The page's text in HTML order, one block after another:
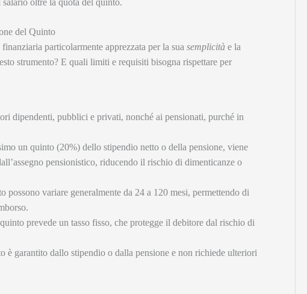
del Quinto
particolarmente apprezzata per la sua semplicità e la
strumento? E quali limiti e requisiti bisogna rispettare per
dipendenti, pubblici e privati, nonché ai pensionati, purché in
un quinto (20%) dello stipendio netto o della pensione, viene
pensionistico, riducendo il rischio di dimenticanze o
possono variare generalmente da 24 a 120 mesi, permettendo di
prevede un tasso fisso, che protegge il debitore dal rischio di
è garantito dallo stipendio o dalla pensione e non richiede ulteriori